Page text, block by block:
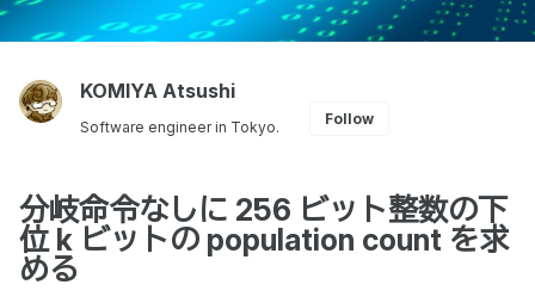
KOMIYA Atsushi
Software engineer in Tokyo. Follow
分岐命令なしに 256 ビット整数の下
位 k ビットの population count を求
める